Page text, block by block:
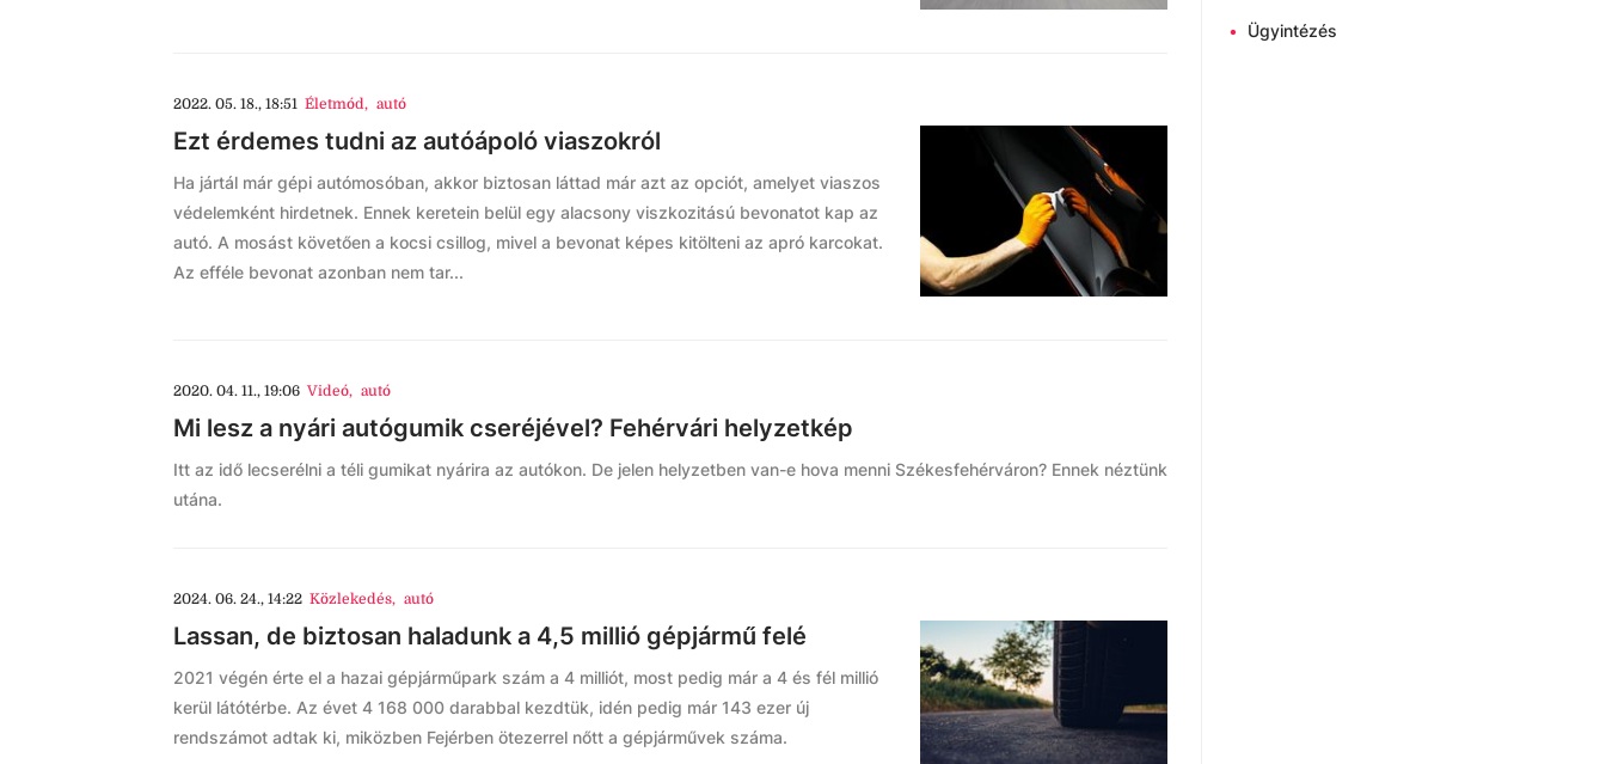
2022. 05. 18., 18:51 Életmód, autó
Ezt érdemes tudni az autóápoló viaszokról
Ha jártál már gépi autómosóban, akkor biztosan láttad már azt az opciót, amelyet viaszos
védelemként hirdetnek. Ennek keretein belül egy alacsony viszkozitású bevonatot kap az
autó. A mosást követően a kocsi csillog, mivel a bevonat képes kitölteni az apró karcokat.
Az efféle bevonat azonban nem tar...
2020. 04. 11., 19:06 Videó, autó
Mi lesz a nyári autógumik cseréjével? Fehérvári helyzetkép
Itt az idő lecserélni a téli gumikat nyárira az autókon. De jelen helyzetben van-e hova menni Székesfehérváron? Ennek néztünk
utána.
2024. 06. 24., 14:22 Közlekedés, autó
Lassan, de biztosan haladunk a 4,5 millió gépjármű felé
2021 végén érte el a hazai gépjárműpark szám a 4 milliót, most pedig már a 4 és fél millió
kerül látótérbe. Az évet 4 168 000 darabbal kezdtük, idén pedig már 143 ezer új
rendszámot adtak ki, miközben Fejérben ötezerrel nőtt a gépjárművek száma.
• Ügyintézés